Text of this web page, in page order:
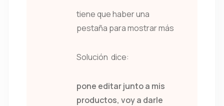
tiene que haber una
pestaña para mostrar más
Solución dice:
pone editar junto a mis
productos, voy a darle